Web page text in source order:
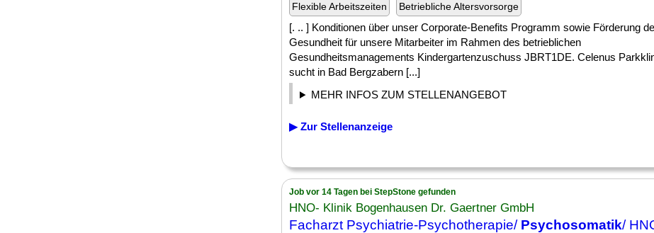
Flexible Arbeitszeiten
Betriebliche Altersvorsorge
[. .. ] Konditionen über unser Corporate-Benefits Programm sowie Förderung
Gesundheit für unsere Mitarbeiter im Rahmen des betrieblichen
Gesundheitsmanagements Kindergartenzuschuss JBRT1DE. Celenus
sucht in Bad Bergzabern [...]
MEHR INFOS ZUM STELLENANGEBOT
▶ Zur Stellenanzeige
Job vor 14 Tagen bei StepStone gefunden
HNO- Klinik Bogenhausen Dr. Gaertner GmbH
Facharzt Psychiatrie-Psychotherapie/ Psychosomatik/